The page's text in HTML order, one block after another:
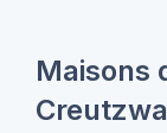
Maisons